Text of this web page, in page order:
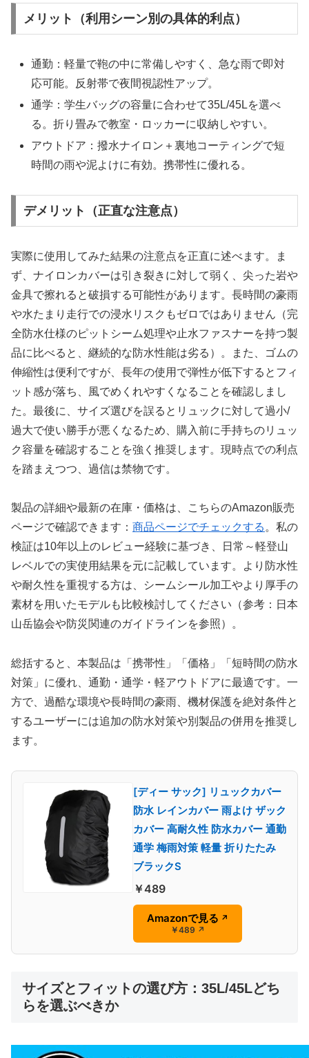
メリット（利用シーン別の具体的利点）
通勤：軽量で鞄の中に常備しやすく、急な雨で即対
応可能。反射帯で夜間視認性アップ。
通学：学生バッグの容量に合わせて35L/45Lを選べ
る。折り畳みで教室・ロッカーに収納しやすい。
アウトドア：撥水ナイロン＋裏地コーティングで短
時間の雨や泥よけに有効。携帯性に優れる。
デメリット（正直な注意点）
実際に使用してみた結果の注意点を正直に述べます。ま
ず、ナイロンカバーは引き裂きに対して弱く、尖った岩や
金具で擦れると破損する可能性があります。長時間の豪雨
や水たまり走行での浸水リスクもゼロではありません（完
全防水仕様のピットシーム処理や止水ファスナーを持つ製
品に比べると、継続的な防水性能は劣る）。また、ゴムの
伸縮性は便利ですが、長年の使用で弾性が低下するとフィ
ット感が落ち、風でめくれやすくなることを確認しまし
た。最後に、サイズ選びを誤るとリュックに対して過小/
過大で使い勝手が悪くなるため、購入前に手持ちのリュッ
ク容量を確認することを強く推奨します。現時点での利点
を踏まえつつ、過信は禁物です。
製品の詳細や最新の在庫・価格は、こちらのAmazon販売
ページで確認できます： 商品ページでチェックする。私の
検証は10年以上のレビュー経験に基づき、日常～軽登山
レベルでの実使用結果を元に記載しています。より防水性
や耐久性を重視する方は、シームシール加工やより厚手の
素材を用いたモデルも比較検討してください（参考：日本
山岳協会や防災関連のガイドラインを参照）。
総括すると、本製品は「携帯性」「価格」「短時間の防水
対策」に優れ、通勤・通学・軽アウトドアに最適です。一
方で、過酷な環境や長時間の豪雨、機材保護を絶対条件と
するユーザーには追加の防水対策や別製品の併用を推奨し
ます。
[ディー サック] リュックカバー
防水 レインカバー 雨よけ ザック
カバー 高耐久性 防水カバー 通勤
通学 梅雨対策 軽量 折りたたみ
ブラックS
￥489
Amazonで見る ↗
￥489 ↗
サイズとフィットの選び方：35L/45Lどち
らを選ぶべきか